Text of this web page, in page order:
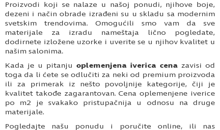
Proizvodi koji se nalaze u našoj ponudi, njihove boje,
dezeni i način obrade izrađeni su u skladu sa modernim
svetskim trendovima. Omogućili smo vam da sve
materijale za izradu nameštaja lično pogledate,
dodirnete izložene uzorke i uverite se u njihov kvalitet u
našim salonima.
Kada je u pitanju oplemenjena iverica cena zavisi od
toga da li ćete se odlučiti za neki od premium proizvoda
ili za primerak iz nešto povoljnije kategorije, čiji je
kvalitet takođe zagarantovan. Cena oplemenjene iverice
po m2 je svakako pristupačnija u odnosu na druge
materijale.
Pogledajte našu ponudu i poručite online, ili nas